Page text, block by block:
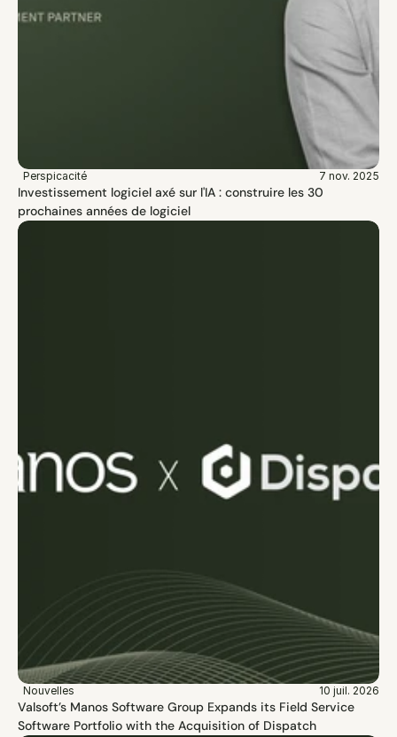
Perspicacité 7 nov. 2025
Investissement logiciel axé sur l'IA : construire les 30
prochaines années de logiciel
Nouvelles 10 juil. 2026
Valsoft’s Manos Software Group Expands its Field Service
Software Portfolio with the Acquisition of Dispatch